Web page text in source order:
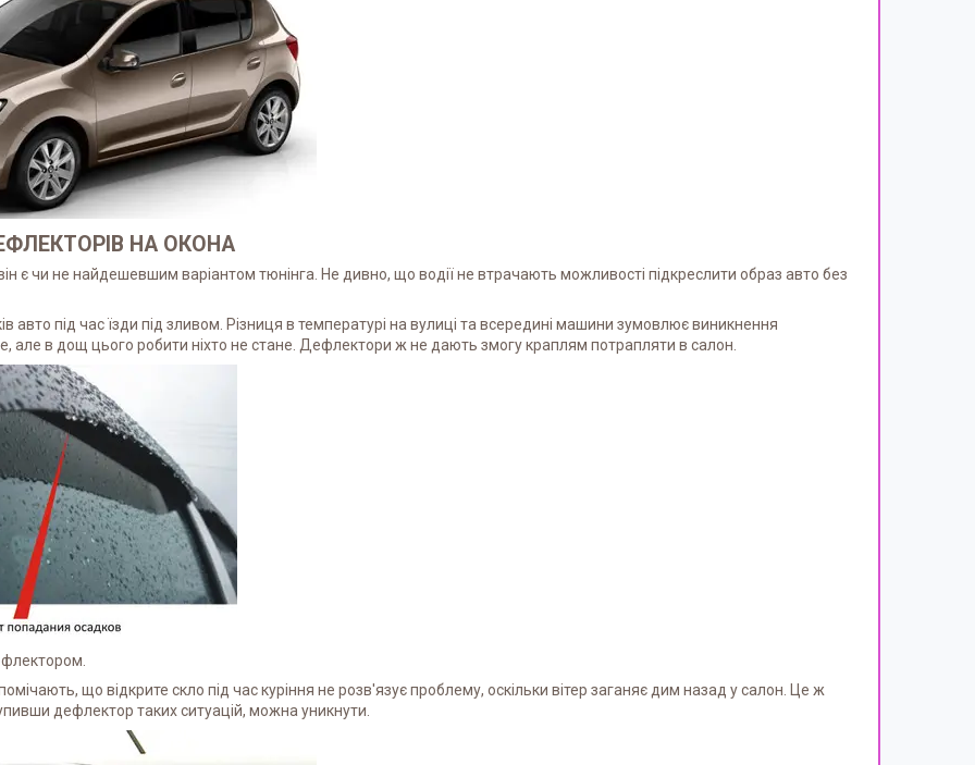
НА ОКОНА
є чи не найдешевшим варіантом тюнінга. Не дивно, що водії не втрачають можливості підкреслити образ авто без
авто під час їзди під зливом. Різниця в температурі на вулиці та всередині машини зумовлює виникнення
але в дощ цього робити ніхто не стане. Дефлектори ж не дають змогу краплям потрапляти в салон.
що відкрите скло під час куріння не розв'язує проблему, оскільки вітер заганяє дим назад у салон. Це ж
дефлектор таких ситуацій, можна уникнути.